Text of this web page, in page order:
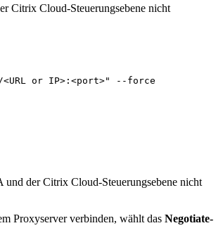
Citrix Cloud-Steuerungsebene nicht
or IP>:<port>" --force
der Citrix Cloud-Steuerungsebene nicht
Proxyserver verbinden, wählt das Negotiate-